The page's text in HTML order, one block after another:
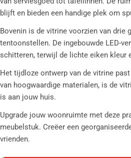
blijft en bieden een handige plek om
Bovenin is de vitrine voorzien van
tentoonstellen. De ingebouwde LED-
schitteren, terwijl de lichte eiken kleur
Het tijdloze ontwerp van de vitrine
van hoogwaardige materialen, is de
is aan jouw huis.
Upgrade jouw woonruimte met deze
meubelstuk. Creëer een
vrienden.